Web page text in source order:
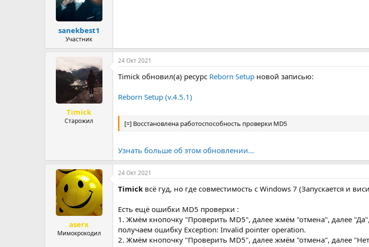
sanekbest1
Участник
Timick
Старожил
24 Окт 2021
Timick обновил(а) ресурс Reborn Setup новой записью:
Reborn Setup (v.4.5.1)
[=] Восстановлена работоспособность проверки MD5
Узнать больше об этом обновлении...
aserx
Мимокрокодил
24 Окт 2021
Timick всё гуд, но где совместимость с Windows 7 (Запускается и
Есть ещё ошибки MD5 проверки :
1. Жмём кнопочку "Проверить MD5", далее жмём "отмена", далее
получаем ошибку Exception: Invalid pointer operation.
2. Жмём кнопочку "Проверить MD5", далее жмём "отмена", далее